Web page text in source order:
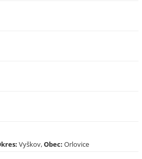
Vyškov,Obec:Orlovice